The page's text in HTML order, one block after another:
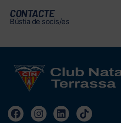
CONTACTE
Bústia de socis/es